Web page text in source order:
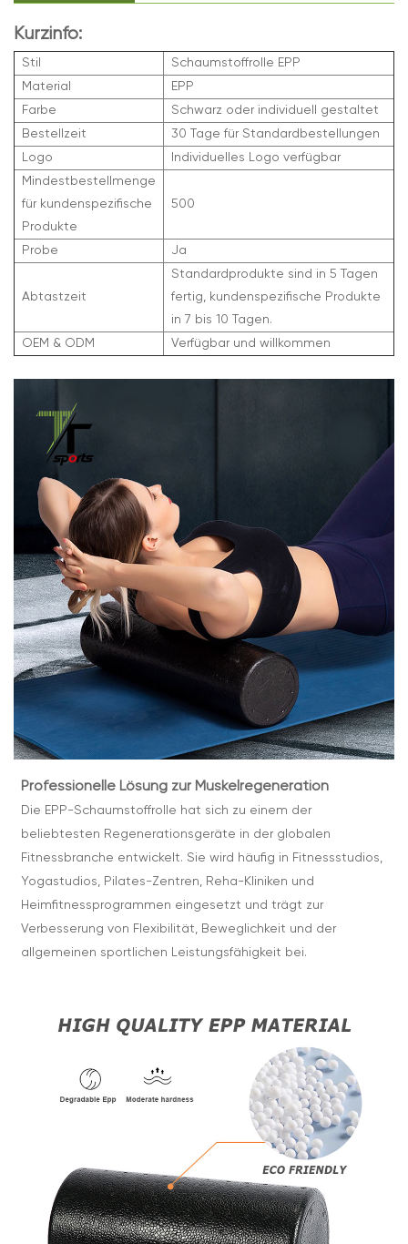
Kurzinfo:
Stil
Schaumstoffrolle EPP
Material
EPP
Farbe
Schwarz oder individuell gestaltet
Bestellzeit
30 Tage für Standardbestellungen
Logo
Individuelles Logo verfügbar
Mindestbestellmenge
für kundenspezifische
Produkte
500
Probe Ja
Abtastzeit
Standardprodukte sind in 5 Tagen
fertig, kundenspezifische Produkte
in 7 bis 10 Tagen.
OEM & ODM
Verfügbar und willkommen
Professionelle Lösung zur Muskelregeneration
Die EPP-Schaumstoffrolle hat sich zu einem der
beliebtesten Regenerationsgeräte in der globalen
Fitnessbranche entwickelt. Sie wird häufig in Fitnessstudios,
Yogastudios, Pilates-Zentren, Reha-Kliniken und
Heimfitnessprogrammen eingesetzt und trägt zur
Verbesserung von Flexibilität, Beweglichkeit und der
allgemeinen sportlichen Leistungsfähigkeit bei.